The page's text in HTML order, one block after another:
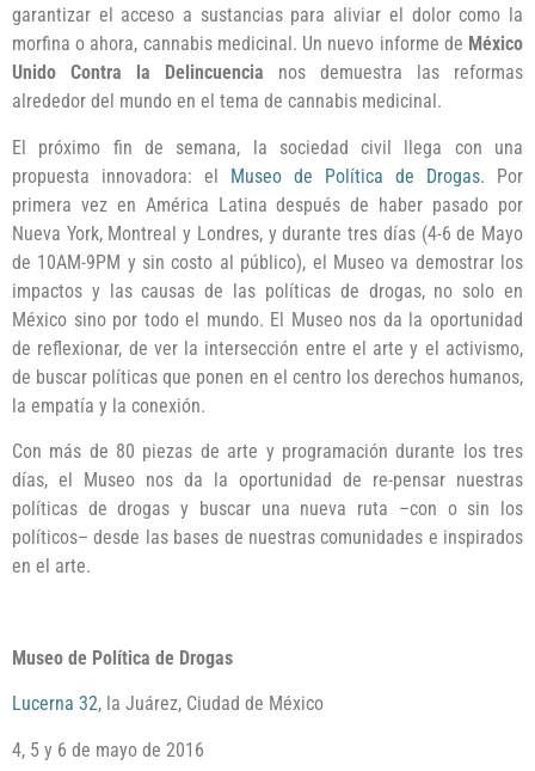
garantizar el acceso a sustancias para aliviar el dolor como la
morfina o ahora, cannabis medicinal. Un nuevo informe de México
Unido Contra la Delincuencia nos demuestra las reformas
alrededor del mundo en el tema de cannabis medicinal.
El próximo fin de semana, la sociedad civil llega con una
propuesta innovadora: el Museo de Política de Drogas. Por
primera vez en América Latina después de haber pasado por
Nueva York, Montreal y Londres, y durante tres días (4-6 de Mayo
de 10AM-9PM y sin costo al público), el Museo va demostrar los
impactos y las causas de las políticas de drogas, no solo en
México sino por todo el mundo. El Museo nos da la oportunidad
de reflexionar, de ver la intersección entre el arte y el activismo,
de buscar políticas que ponen en el centro los derechos humanos,
la empatía y la conexión.
Con más de 80 piezas de arte y programación durante los tres
días, el Museo nos da la oportunidad de re-pensar nuestras
políticas de drogas y buscar una nueva ruta –con o sin los
políticos– desde las bases de nuestras comunidades e inspirados
en el arte.
Museo de Política de Drogas
Lucerna 32, la Juárez, Ciudad de México
4, 5 y 6 de mayo de 2016